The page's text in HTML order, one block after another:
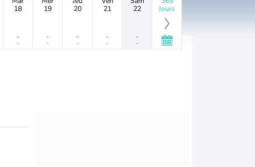
18
-
-
19
-
-
20
-
-
21
-
-
22
-
-
Jours